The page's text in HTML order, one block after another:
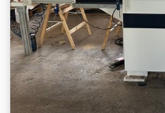
borspindler (V13 High
horisontale borspindler (4 i
(for bearbeiding i X-akse)
hovedspindel
Automatisk verktøyveksel-
verktøyplasser)